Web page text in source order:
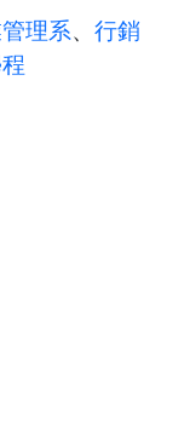
理系、 行銷